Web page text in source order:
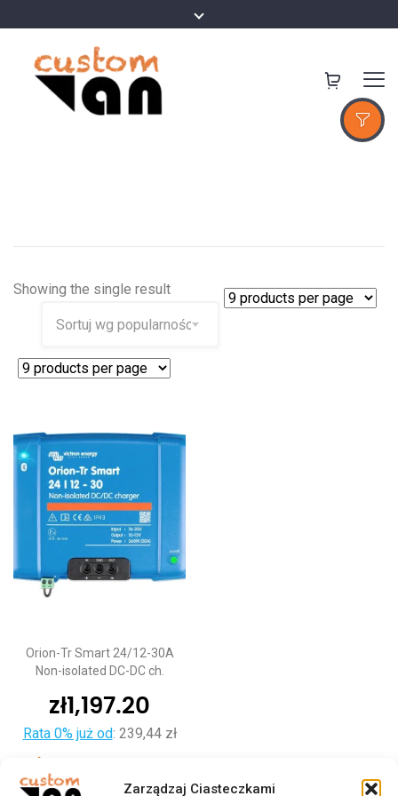
Zarządzaj Ciasteczkami
Showing the single result
Orion-Tr Smart 24/12-30A
Non-isolated DC-DC ch.
zł1,197.20
Rata 0% już od: 239,44 zł